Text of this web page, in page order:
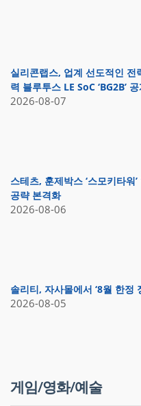
실리콘랩스, 업계 선도적인 전
력 블루투스 LE SoC ‘BG2B’
2026-08-07
스테츠, 훈제박스 ‘스모키타
공략 본격화
2026-08-06
솔리티, 자사몰에서 ‘8월 한정
2026-08-05
게임/영화/예술